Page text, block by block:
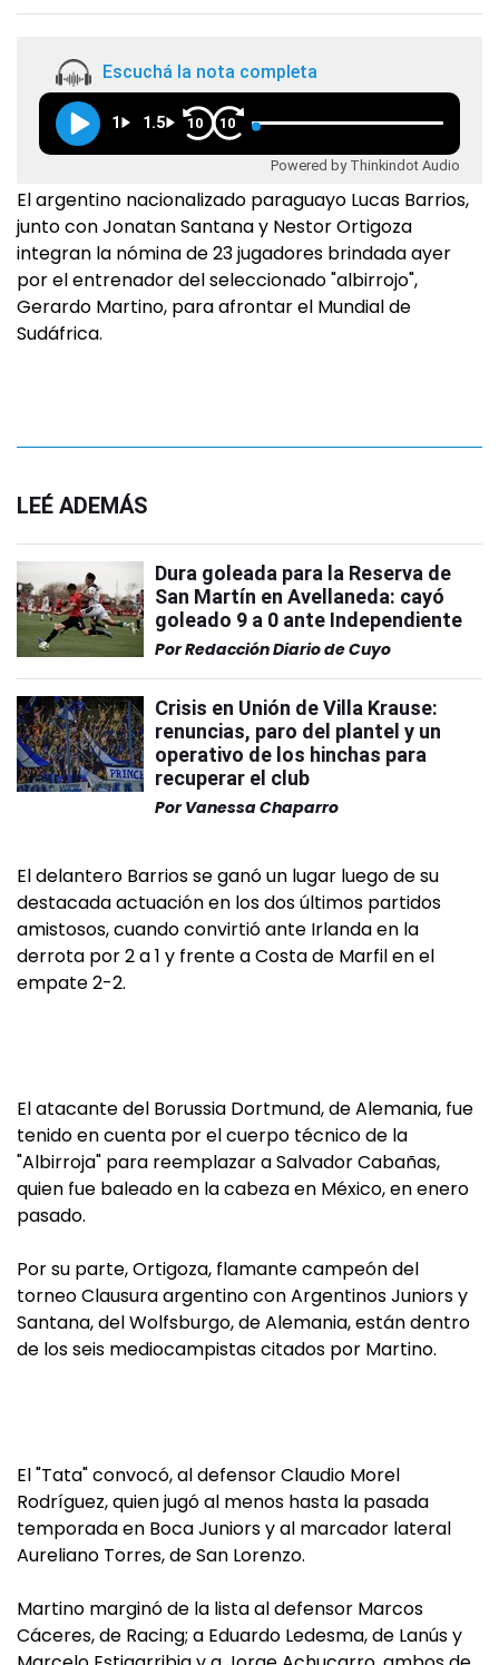
Escuchá la nota completa
1 1.5 10 10
Powered by Thinkindot Audio
El argentino nacionalizado paraguayo Lucas Barrios,
junto con Jonatan Santana y Nestor Ortigoza
integran la nómina de 23 jugadores brindada ayer
por el entrenador del seleccionado "albirrojo",
Gerardo Martino, para afrontar el Mundial de
Sudáfrica.
LEÉ ADEMÁS
Dura goleada para la Reserva de
San Martín en Avellaneda: cayó
goleado 9 a 0 ante Independiente
PorRedacción Diario de Cuyo
Crisis en Unión de Villa Krause:
renuncias, paro del plantel y un
operativo de los hinchas para
recuperar el club
Por Vanessa Chaparro
El delantero Barrios se ganó un lugar luego de su
destacada actuación en los dos últimos partidos
amistosos, cuando convirtió ante Irlanda en la
derrota por 2 a 1 y frente a Costa de Marfil en el
empate 2-2.
El atacante del Borussia Dortmund, de Alemania, fue
tenido en cuenta por el cuerpo técnico de la
"Albirroja" para reemplazar a Salvador Cabañas,
quien fue baleado en la cabeza en México, en enero
pasado.
Por su parte, Ortigoza, flamante campeón del
torneo Clausura argentino con Argentinos Juniors y
Santana, del Wolfsburgo, de Alemania, están dentro
de los seis mediocampistas citados por Martino.
El "Tata" convocó, al defensor Claudio Morel
Rodríguez, quien jugó al menos hasta la pasada
temporada en Boca Juniors y al marcador lateral
Aureliano Torres, de San Lorenzo.
Martino marginó de la lista al defensor Marcos
Cáceres, de Racing; a Eduardo Ledesma, de Lanús y